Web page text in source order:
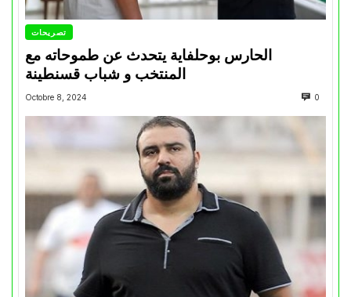
تصريحات
الحارس بوحلفاية يتحدث عن طموحاته مع
المنتخب و شباب قسنطينة
Octobre 8, 2024 0